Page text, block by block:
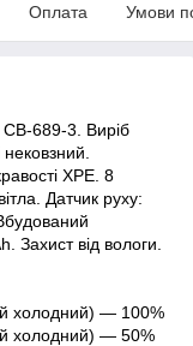
Оплата Умови
CB-689-3. Виріб
нековзний.
XPE. 8
Датчик руху:
Захист від вологи.
холодний) — 100%
холодний) — 50%